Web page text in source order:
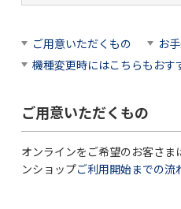
ご用意いただくもの
お
機種変更時にはこちらもおす
ご用意いただくもの
オンラインをご希望のお客さ
ンショップご利用開始までの流